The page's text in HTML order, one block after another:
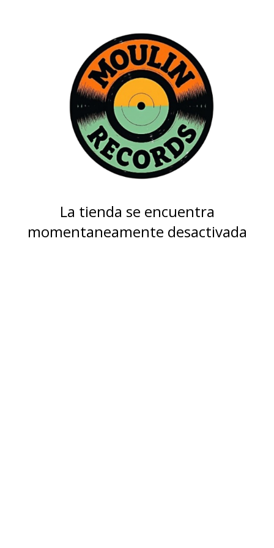
La tienda se encuentra
momentaneamente desactivada